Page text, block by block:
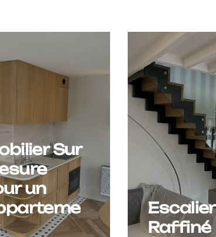
Sur
un
Escalier
Raffiné